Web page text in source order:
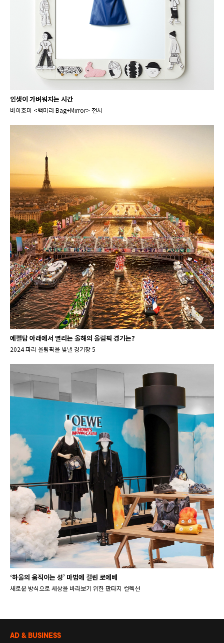
인생이 가벼워지는 시간
바이호미 <백미러 Bag+Mirror> 전시
에펠탑 아래에서 열리는 올해의 올림픽 경기는?
2024 파리 올림픽을 빛낼 경기장 5
‘하울의 움직이는 성’ 마법에 걸린 로에베
새로운 방식으로 세상을 바라보기 위한 판타지 컬렉션
AD & BUSINESS